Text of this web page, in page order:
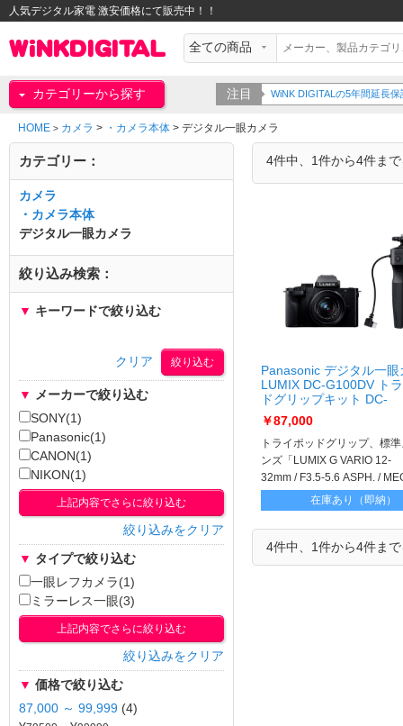
人気デジタル家電 激安価格にて販売中！！
カテゴリーから探す 注目 WiNK DIGITALの5年間延長
HOME > カメラ > ・カメラ本体 > デジタル一眼カメラ
4件中、1件から4件ま
Panasonic デジタル一眼
LUMIX DC-G100DV ト
ドグリップキット DC-
G100DV
￥87,000
トライポッドグリップ、標
ンズ「LUMIX G VARIO 12-
32mm / F3.5-5.6 ASPH. /
（H-FS12032）」が付属。
在庫あり（即納）
4件中、1件から4件ま
カテゴリー：
カメラ
・カメラ本体
デジタル一眼カメラ
絞り込み検索：
▼ キーワードで絞り込む
クリア
▼ メーカーで絞り込む
SONY(1)
Panasonic(1)
CANON(1)
NIKON(1)
上記内容でさらに絞り込む
絞り込みをクリア
▼ タイプで絞り込む
一眼レフカメラ(1)
ミラーレス一眼(3)
上記内容でさらに絞り込む
絞り込みをクリア
▼ 価格で絞り込む
87,000 ～ 99,999 (4)